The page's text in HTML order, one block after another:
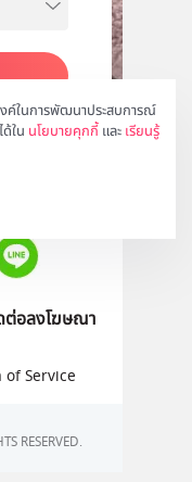
ค์ในการพัฒนาประสบการณ์
ใน นโยบายคุกกี้ และ เรียนรู้
ต่อลงโฆษณา
of Service
RESERVED.